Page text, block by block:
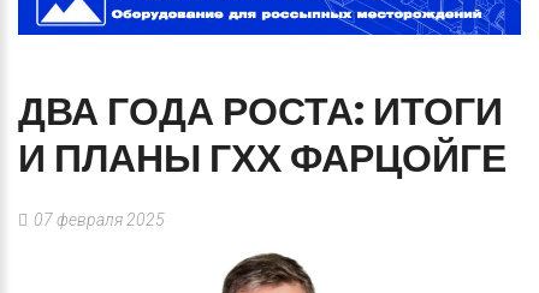
ДВА ГОДА РОСТА: ИТОГИ
И ПЛАНЫ ГХХФАРЦОЙГЕ
07 февраля 2025